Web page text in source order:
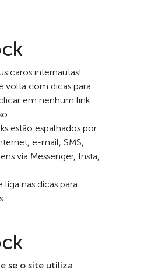
caros internautas!
volta com dicas para
em nenhum link
estão espalhados por
e-mail, SMS,
via Messenger, Insta,
liga nas dicas para
se o site utiliza